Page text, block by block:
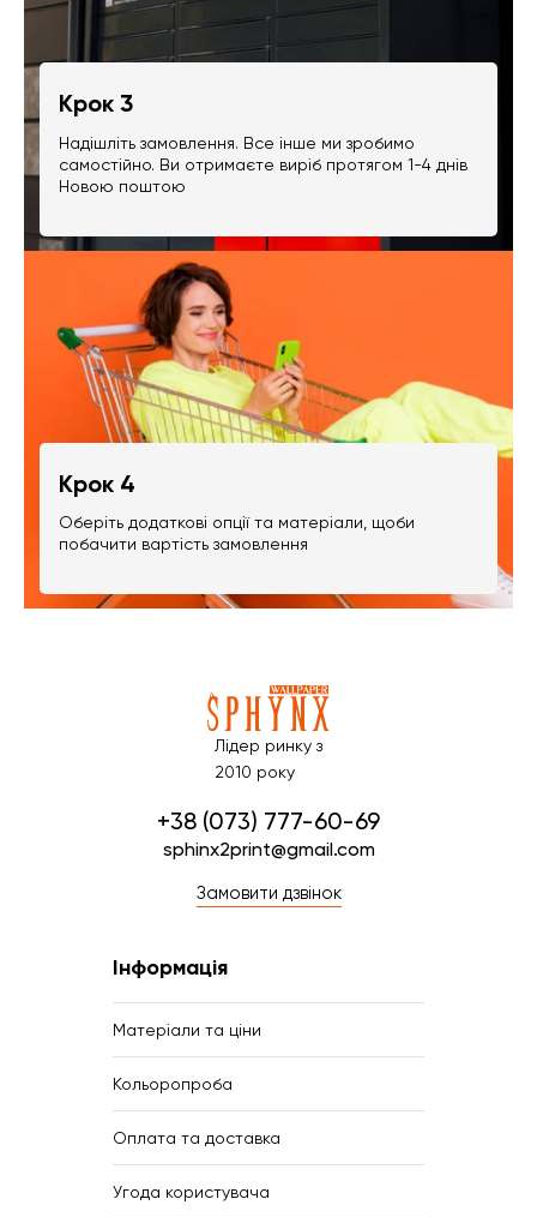
Крок 3
Надішліть замовлення. Все інше ми зробимо
самостійно. Ви отримаєте виріб протягом 1-4 днів
Новою поштою
Крок 4
Оберіть додаткові опції та матеріали, щоби
побачити вартість замовлення
Лідер ринку з
2010 року
+38 (073) 777-60-69
sphinx2print@gmail.com
Замовити дзвінок
Інформація
Матеріали та ціни
Кольоропроба
Оплата та доставка
Угода користувача